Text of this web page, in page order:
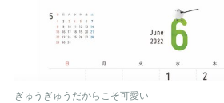
ぎゅうぎゅうだからこそ可愛い